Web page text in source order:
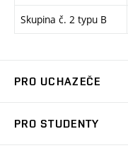
Skupina č. 2 typu B
PRO UCHAZEČE
PRO STUDENTY